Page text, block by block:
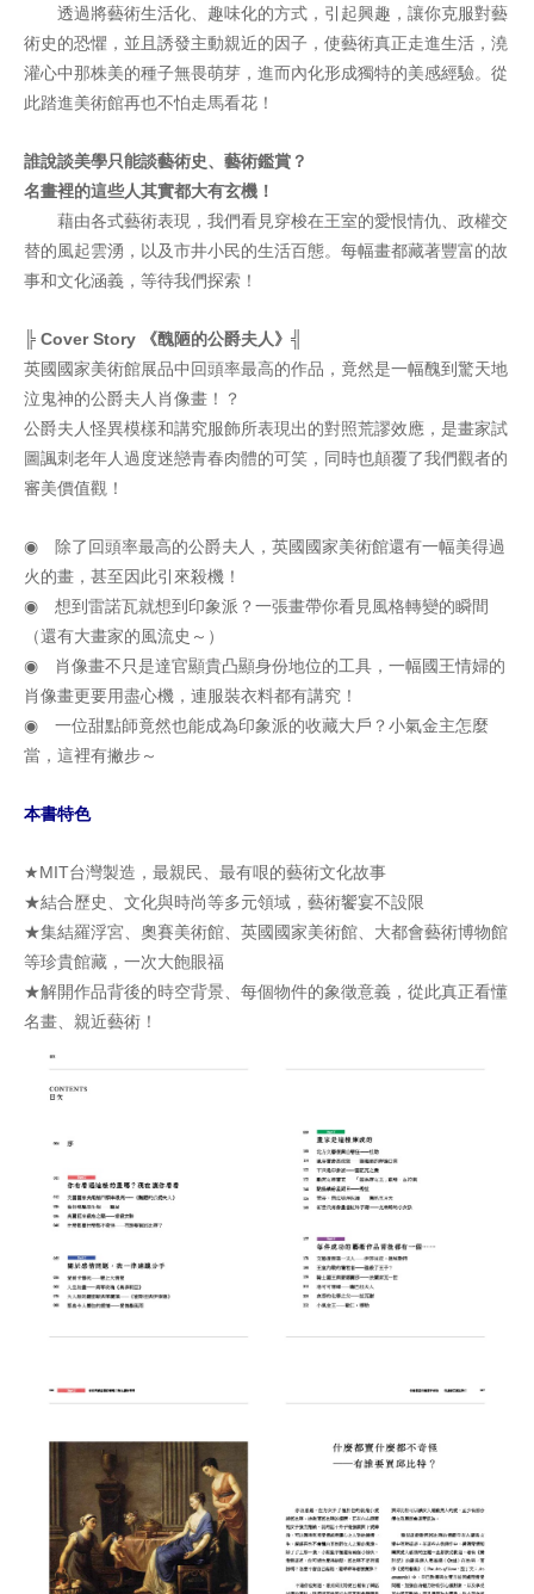
透過將藝術生活化、趣味化的方式，引起興趣，讓你克服對藝
術史的恐懼，並且誘發主動親近的因子，使藝術真正走進生活，澆
灌心中那株美的種子無畏萌芽，進而內化形成獨特的美感經驗。從
此踏進美術館再也不怕走馬看花！
誰說談美學只能談藝術史、藝術鑑賞？
名畫裡的這些人其實都大有玄機！
藉由各式藝術表現，我們看見穿梭在王室的愛恨情仇、政權交
替的風起雲湧，以及市井小民的生活百態。每幅畫都藏著豐富的故
事和文化涵義，等待我們探索！
╠ Cover Story 《醜陋的公爵夫人》 ╣
英國國家美術館展品中回頭率最高的作品，竟然是一幅醜到驚天地
泣鬼神的公爵夫人肖像畫！？
公爵夫人怪異模樣和講究服飾所表現出的對照荒謬效應，是畫家試
圖諷刺老年人過度迷戀青春肉體的可笑，同時也顛覆了我們觀者的
審美價值觀！
◉ 除了回頭率最高的公爵夫人，英國國家美術館還有一幅美得過
火的畫，甚至因此引來殺機！
◉ 想到雷諾瓦就想到印象派？一張畫帶你看見風格轉變的瞬間
（還有大畫家的風流史～）
◉ 肖像畫不只是達官顯貴凸顯身份地位的工具，一幅國王情婦的
肖像畫更要用盡心機，連服裝衣料都有講究！
◉ 一位甜點師竟然也能成為印象派的收藏大戶？小氣金主怎麼
當，這裡有撇步～
本書特色
★MIT台灣製造，最親民、最有哏的藝術文化故事
★結合歷史、文化與時尚等多元領域，藝術饗宴不設限
★集結羅浮宮、奧賽美術館、英國國家美術館、大都會藝術博物館
等珍貴館藏，一次大飽眼福
★解開作品背後的時空背景、每個物件的象徵意義，從此真正看懂
名畫、親近藝術！